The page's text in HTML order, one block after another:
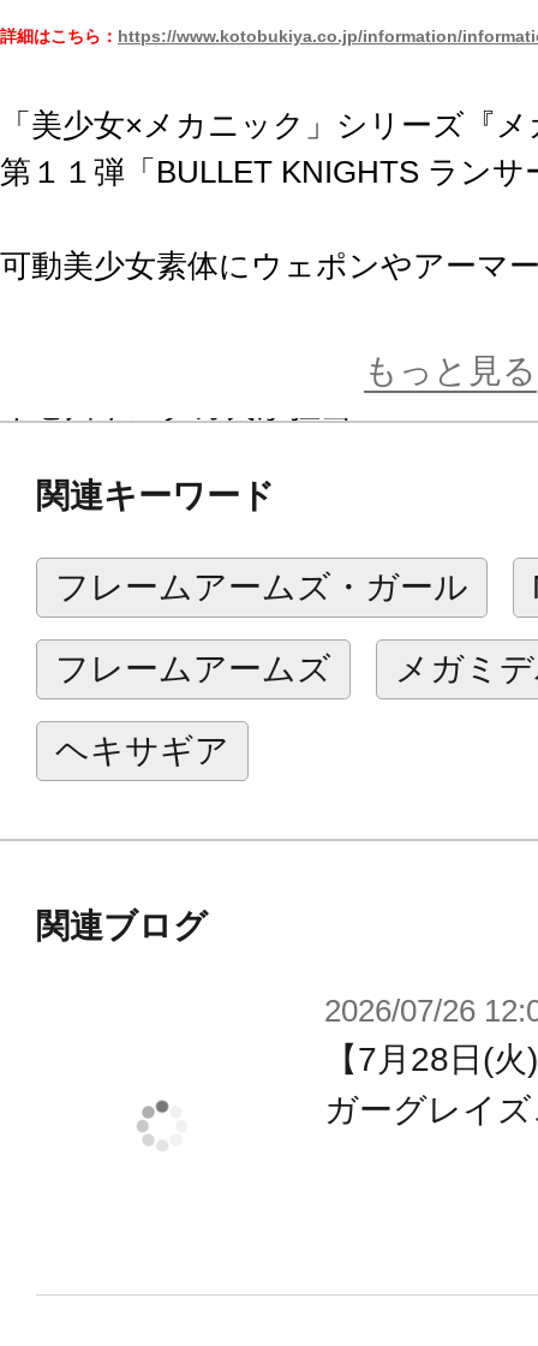
詳細はこちら： https://www.kotobukiya.co.jp/information/
「美少女×メカニック」シリーズ『
第１１弾「BULLET KNIGHTS ランサ
可動美少女素体にウェポンやアーマ
浅井真紀氏による設計素体“マシニ
【付属品/ギミック】
伸びるアームで保持。更にサポート
も付属します。
・武器は差し替えてメガミを乗せる
とができます。
・３つに分割できるランスや可動軸
り、自在に曲げることができます。
・1キャラにつき3種の塗装済み顔パ
・騎士をモチーフにした「武装モー
「素体モード」をパーツ差し替えで
・各部に配置された3mm径の穴によ
もっと見る
関連キーワード
フレームアームズ・ガール
フレームアームズ メガミ
ヘキサギア
関連ブログ
2026/07/26
【7月28日(
ガーグレイ